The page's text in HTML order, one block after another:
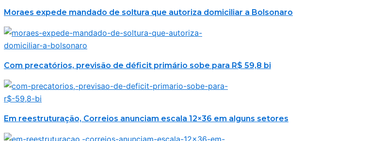
Moraes expede mandado de soltura que autoriza domiciliar a Bolsonaro
Com precatórios, previsão de déficit primário sobe para R$ 59,8 bi
Em reestruturação, Correios anunciam escala 12×36 em alguns setores